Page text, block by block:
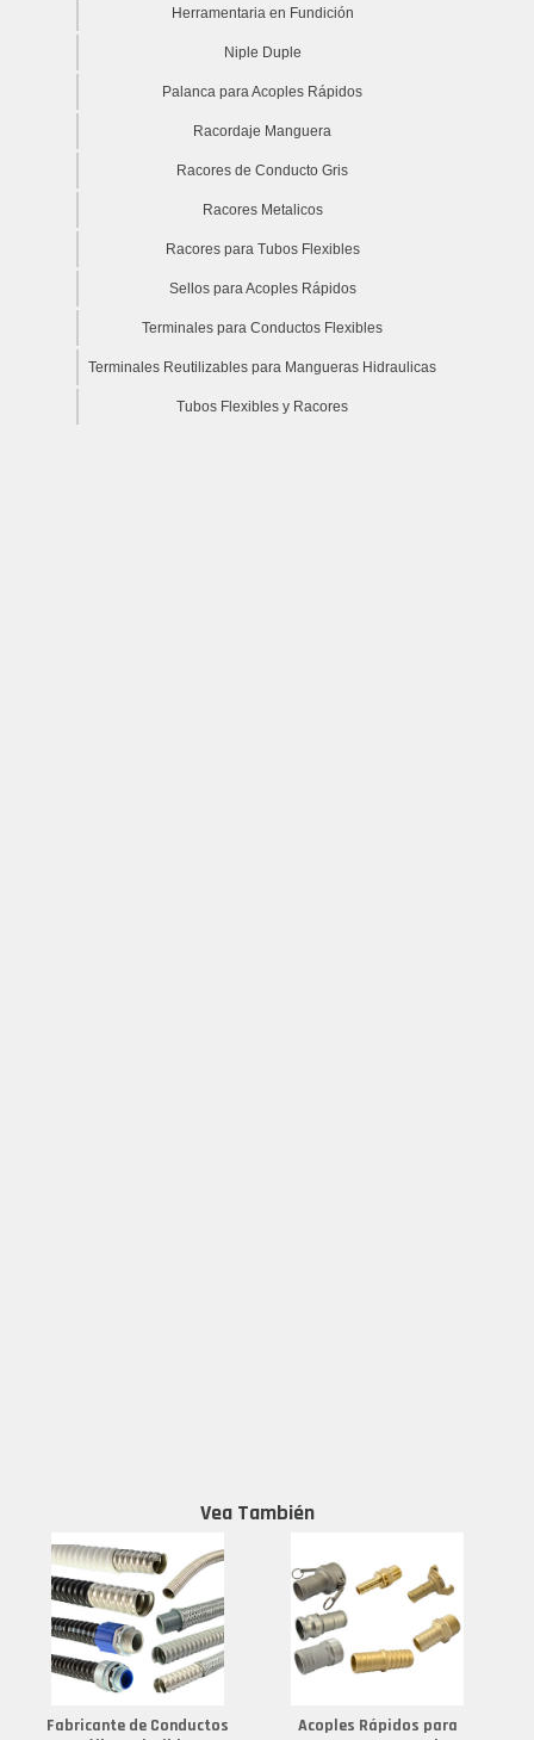
Herramentaria en Fundición
Niple Duple
Palanca para Acoples Rápidos
Racordaje Manguera
Racores de Conducto Gris
Racores Metalicos
Racores para Tubos Flexibles
Sellos para Acoples Rápidos
Terminales para Conductos Flexibles
Terminales Reutilizables para Mangueras Hidraulicas
Tubos Flexibles y Racores
Vea También
Fabricante de Conductos
Acoples Rápidos para